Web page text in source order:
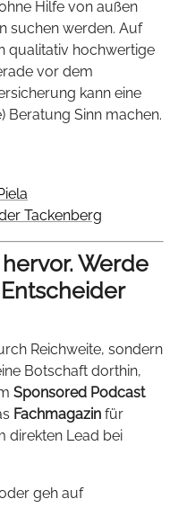
Hilfe von außen
suchen werden. Auf
qualitativ hochwertige
vor dem
kann eine
Beratung Sinn machen.
Tackenberg
Werde
Reichweite, sondern
Botschaft dorthin,
Sponsored Podcast
Fachmagazin für
direkten Lead bei
geh auf